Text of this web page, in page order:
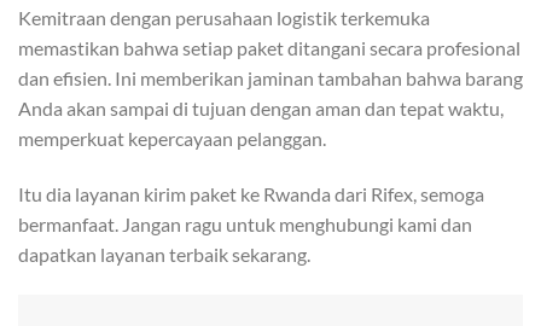
Kemitraan dengan perusahaan logistik terkemuka
memastikan bahwa setiap paket ditangani secara profesional
dan efisien. Ini memberikan jaminan tambahan bahwa barang
Anda akan sampai di tujuan dengan aman dan tepat waktu,
memperkuat kepercayaan pelanggan.
Itu dia layanan kirim paket ke Rwanda dari Rifex, semoga
bermanfaat. Jangan ragu untuk menghubungi kami dan
dapatkan layanan terbaik sekarang.